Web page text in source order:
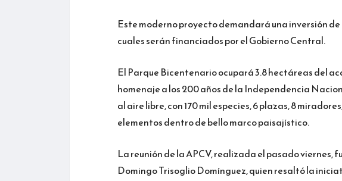
Este moderno proyecto demandará una inversión
cuales serán financiados por el Gobierno Central.
El Parque Bicentenario ocupará 3.8 hectáreas del
homenaje a los 200 años de la Independencia
al aire libre, con 170 mil especies, 6 plazas, 8
elementos dentro de bello marco paisajístico.
La reunión de la APCV, realizada el pasado viernes,
Domingo Trisoglio Domínguez, quien resaltó la